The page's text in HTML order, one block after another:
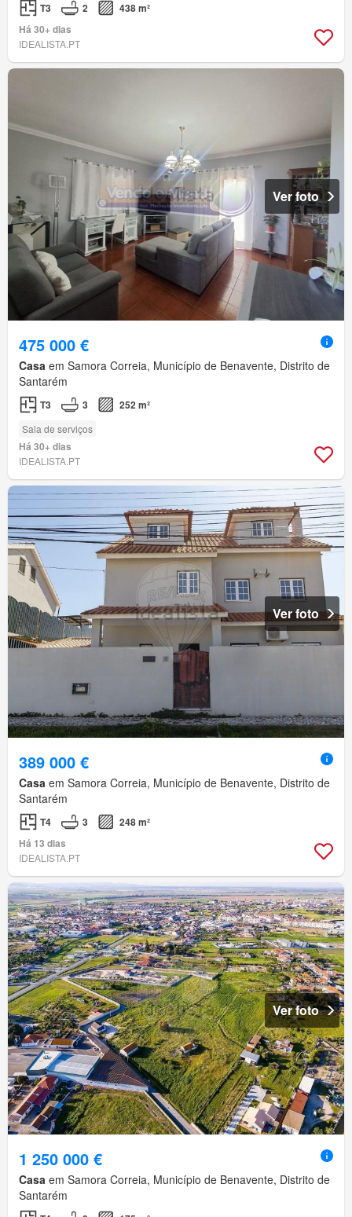
T3 2
438 m²
Há 30+ dias
IDEALISTA.PT
Ver foto
475 000 €
Casa em Samora Correia, Município de Benavente, Distrito de
Santarém
T3 3 252 m²
Sala de serviços
Há 30+ dias
IDEALISTA.PT
Ver foto
389 000 €
Casa em Samora Correia, Município de Benavente, Distrito de
Santarém
T4 3
248 m²
Há 13 dias
IDEALISTA.PT
Ver foto
1 250 000 €
Casa em Samora Correia, Município de Benavente, Distrito de
Santarém